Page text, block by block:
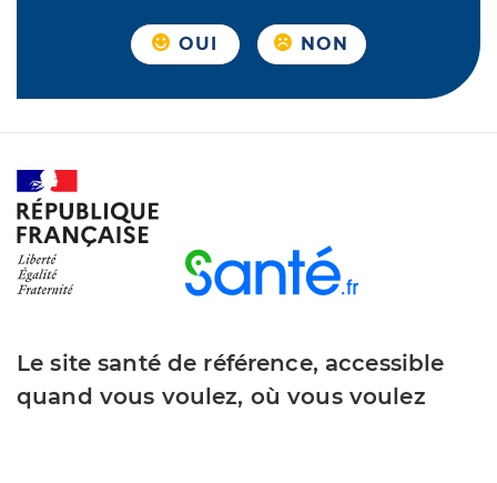
OUI NON
Le site santé de référence, accessible
quand vous voulez, où vous voulez